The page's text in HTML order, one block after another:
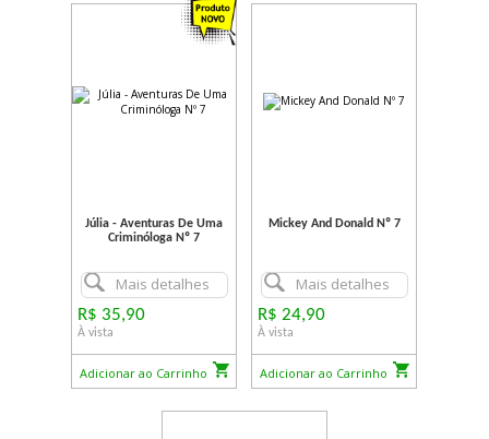
Júlia - Aventuras De Uma
Criminóloga Nº 7
Mais detalhes
R$ 35,90
À vista
Adicionar ao Carrinho
Mickey And Donald Nº 7
Mais detalhes
R$ 24,90
À vista
Adicionar ao Carrinho